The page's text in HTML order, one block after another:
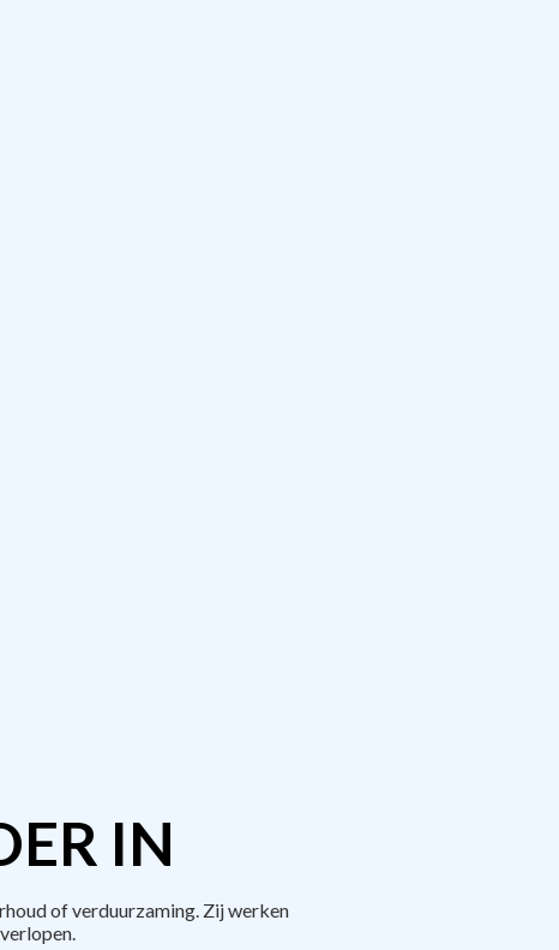
IN
of verduurzaming. Zij werken